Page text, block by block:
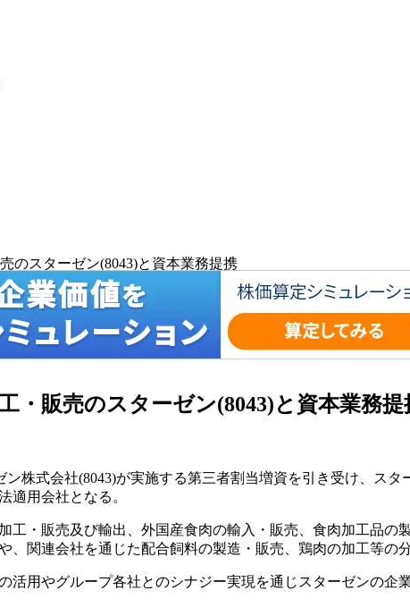
のスターゼン(8043)と資本業務提携
・販売のスターゼン(8043)と資本業務提
ン株式会社(8043)が実施する第三者割当増資を引き受け、ス
適用会社となる。
工・販売及び輸出、外国産食肉の輸入・販売、食肉加工品の
、関連会社を通じた配合飼料の製造・販売、鶏肉の加工等の
活用やグループ各社とのシナジー実現を通じスターゼンの